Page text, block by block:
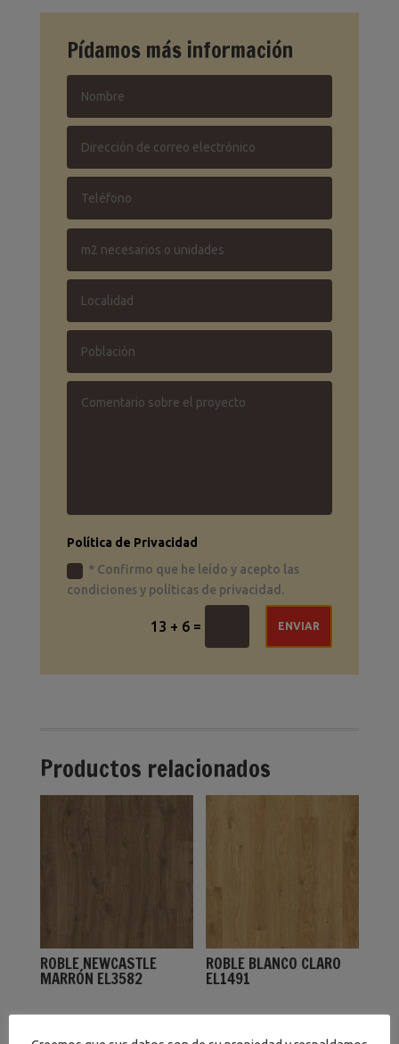
Pídamos más información
Política de Privacidad
* Confirmo que he leído y acepto las
condiciones y políticas de privacidad.
13 + 6 = ENVIAR
Productos relacionados
ROBLE NEWCASTLE
MARRÓN EL3582
ROBLE BLANCO CLARO
EL1491